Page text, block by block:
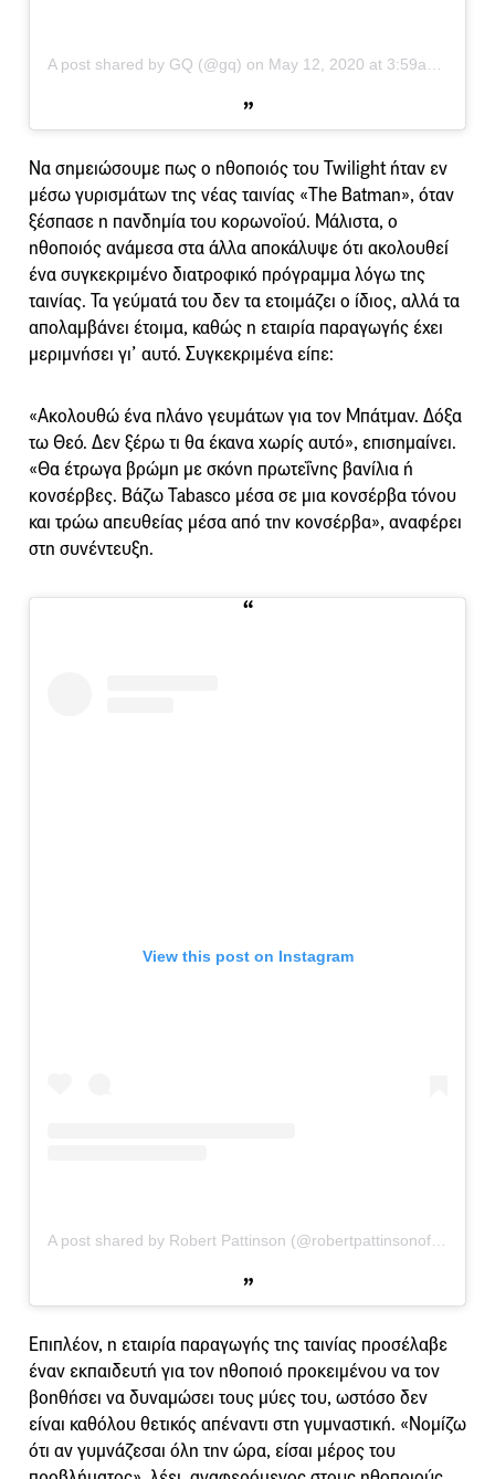
A post shared by GQ (@gq) on May 12, 2020 at 3:59am PDT
Να σημειώσουμε πως ο ηθοποιός του Twilight ήταν εν
μέσω γυρισμάτων της νέας ταινίας «The Batman», όταν
ξέσπασε η πανδημία του κορωνοϊού. Μάλιστα, ο
ηθοποιός ανάμεσα στα άλλα αποκάλυψε ότι ακολουθεί
ένα συγκεκριμένο διατροφικό πρόγραμμα λόγω της
ταινίας. Τα γεύματά του δεν τα ετοιμάζει ο ίδιος, αλλά τα
απολαμβάνει έτοιμα, καθώς η εταιρία παραγωγής έχει
μεριμνήσει γι’ αυτό. Συγκεκριμένα είπε:
«Ακολουθώ ένα πλάνο γευμάτων για τον Μπάτμαν. Δόξα
τω Θεό. Δεν ξέρω τι θα έκανα χωρίς αυτό», επισημαίνει.
«Θα έτρωγα βρώμη με σκόνη πρωτεΐνης βανίλια ή
κονσέρβες. Βάζω Tabasco μέσα σε μια κονσέρβα τόνου
και τρώω απευθείας μέσα από την κονσέρβα», αναφέρει
στη συνέντευξη.
View this post on Instagram
Επιπλέον, η εταιρία παραγωγής της ταινίας προσέλαβε
έναν εκπαιδευτή για τον ηθοποιό προκειμένου να τον
βοηθήσει να δυναμώσει τους μύες του, ωστόσο δεν
είναι καθόλου θετικός απέναντι στη γυμναστική. «Νομίζω
ότι αν γυμνάζεσαι όλη την ώρα, είσαι μέρος του